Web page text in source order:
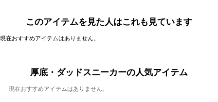
このアイテムを見た人はこれも見ています
現在おすすめアイテムはありません。
厚底・ダッドスニーカーの人気アイテム
現在おすすめアイテムはありません。